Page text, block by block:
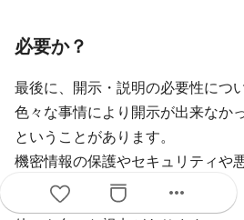
必要か？
最後に、開示・説明の必要性につ
色々な事情により開示が出来なか
ということがあります。
機密情報の保護やセキュリティや
ました。
more_horiz